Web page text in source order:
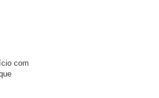
com